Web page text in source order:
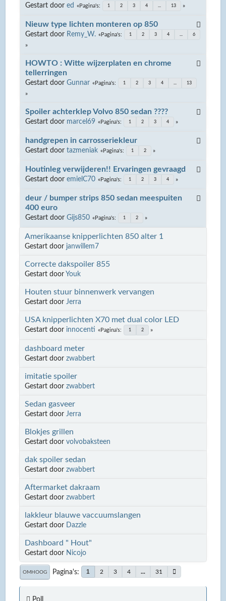
Gestart doored Pagina's 1 2 3 4 13
Nieuw type lichten monteren op 850
Gestart door Remy_W. Pagina's 1 2 3 4 6
HOWTO : Witte wijzerplaten en chrome
tellerringen
Gestart doorGunnar Pagina's 1 2 3 4 13
Spoiler achterklep Volvo 850 sedan ????
Gestart door marcel69 Pagina's 1 2 3 4
handgrepen in carrosseriekleur
Gestart doortazmeniak Pagina's 1 2
Houtinleg verwijderen!! Ervaringen gevraagd
Gestart dooremielC70 Pagina's 1 2 3 4
deur / bumper strips 850 sedan meespuiten
400 euro
Gestart doorGijs850 Pagina's 1 2
Amerikaanse knipperlichten 850 alter 1
Gestart door janwillem7
Correcte dakspoiler 855
Gestart doorYouk
Houten stuur binnenwerk vervangen
Gestart door Jerra
USA knipperlichten X70 met dual color LED
Gestart door innocenti Pagina's 1 2
dashboard meter
Gestart doorzwabbert
imitatie spoiler
Gestart doorzwabbert
Sedan gasveer
Gestart door Jerra
Blokjes grillen
Gestart doorvolvobaksteen
dak spoiler sedan
Gestart doorzwabbert
Aftermarket dakraam
Gestart doorzwabbert
lakkleur blauwe vaccuumslangen
Gestart door Dazzle
Dashboard " Hout"
Gestart door Nicojo
OMHOOG Pagina's 1 2 3 4 ... 31
Poll